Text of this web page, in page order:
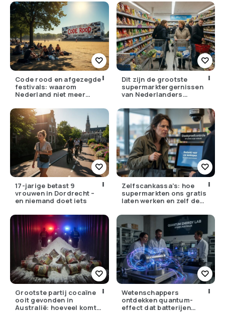
Code rood en afgezegde
festivals: waarom
Nederland niet meer
Dit zijn de grootste
supermarktergernissen
van Nederlanders
17-jarige betast 9
vrouwen in Dordrecht –
en niemand doet iets
Zelfscankassa’s: hoe
supermarkten ons gratis
laten werken en zelf de
Grootste partij cocaïne
ooit gevonden in
Australië: hoeveel komt
Wetenschappers
ontdekken quantum-
effect dat batterijen